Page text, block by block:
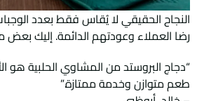
النجاح الحقيقي لا يُقاس فقط بعدد
رضا العملاء وعودتهم الدائمة. إليك بعض
“دجاج البروستد من المشاوي الحلبية هو
طعم متوازن وخدمة ممتازة.”